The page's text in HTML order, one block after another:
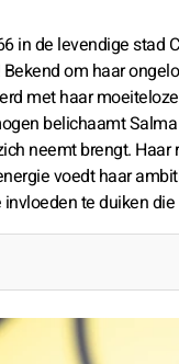
in de levendige stad
om haar
met haar
belichaamt
neemt brengt.
voedt haar
te duiken